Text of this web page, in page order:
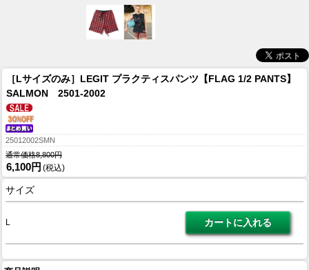
［Lサイズのみ］LEGIT プラクティスパンツ【FLAG 1/2 PANTS】
SALMON 2501-2002
25012002SMN
通常価格8,800円
6,100円 (税込)
サイズ
L